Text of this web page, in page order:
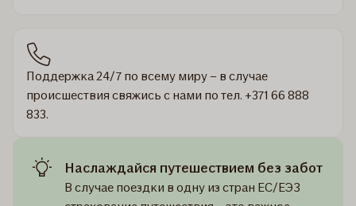
Поддержка 24/7 по всему миру – в случае
происшествия свяжись с нами по тел. +371 66 888
833.
Наслаждайся путешествием без забот
В случае поездки в одну из стран ЕС/ЕЭЗ